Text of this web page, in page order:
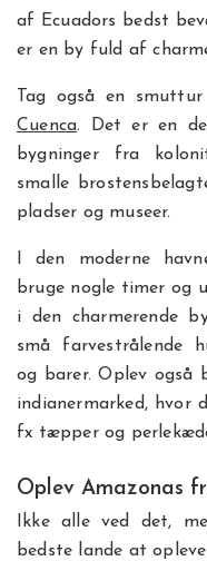
af Ecuadors bedst
er en by fuld af
Tag også en
Cuenca. Det er en
bygninger fra
smalle
pladser og museer.
I den moderne
bruge nogle timer og
i den charmerende
små farvestrålende
og barer. Oplev også
indianermarked, hvor
fx tæpper og
Oplev Amazonas
Ikke alle ved det,
bedste lande at opleve